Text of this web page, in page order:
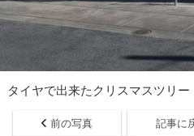
タイヤで出来たクリスマスツリー
前の写真 記事に